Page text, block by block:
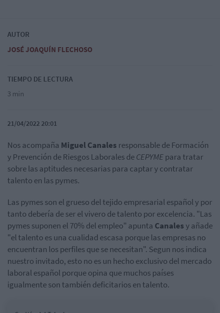
AUTOR
JOSÉ JOAQUÍN FLECHOSO
TIEMPO DE LECTURA
3 min
21/04/2022 20:01
Nos acompaña Miguel Canales responsable de Formación
y Prevención de Riesgos Laborales deCEPYMEpara tratar
sobre las aptitudes necesarias para captar y contratar
talento en las pymes.
Las pymes son el grueso del tejido empresarial español y por
tanto debería de ser el vivero de talento por excelencia. "Las
pymes suponen el 70% del empleo" apunta Canalesy añade
"el talento es una cualidad escasa porque las empresas no
encuentran los perfiles que se necesitan". Segun nos indica
nuestro invitado, esto no es un hecho exclusivo del mercado
laboral español porque opina que muchos países
igualmente son también deficitarios en talento.